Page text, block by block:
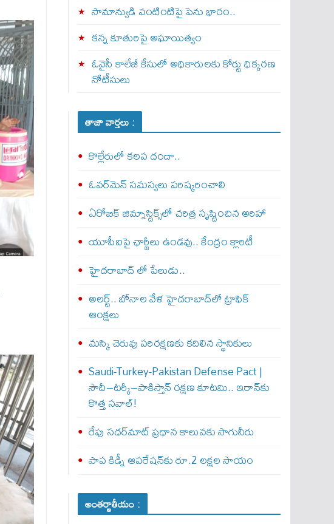
సామాన్యుడి వంటింటిపై పెను భారం..
కన్న కూతురిపై అఘాయిత్యం
ఓవైసీ కాలేజీ కేసులో అధికారులకు కోర్టు ధిక్కరణ
నోటీసులు
తాజా వార్తలు :
కొల్లేరులో కలప దందా..
ఓవర్‌మెన్‌ సమస్యలు పరిష్కరించాలి
ఏరోబిక్‌ జిమ్నాస్టిక్స్‌లో చరిత్ర సృష్టించిన అరిహా
యూపీఐపై ఛార్జీలు ఉండవు.. కేంద్రం క్లారిటీ
హైదరాబాద్ లో పేలుడు..
అలర్ట్‌.. బోనాల వేళ హైదరాబాద్‌లో ట్రాఫిక్‌
ఆంక్షలు
మస్కి చెరువు పరిరక్షణకు కదిలిన స్థానికులు
Saudi-Turkey-Pakistan Defense Pact |
సౌదీ–టర్కీ–పాకిస్తాన్ రక్షణ కూటమి.. ఇరాన్‌కు
కొత్త సవాల్!
రేపు సధర్‌మాట్‌ ప్రధాన కాలువకు సాగునీరు
పాప కిడ్నీ ఆపరేషన్‌కు రూ.2 లక్షల సాయం
అంతర్జాతీయం :